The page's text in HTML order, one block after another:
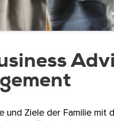
und Ziele der Familie mit